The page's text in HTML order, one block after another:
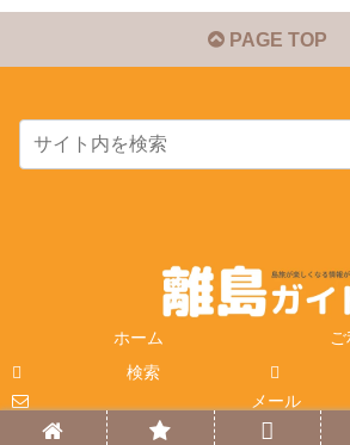
PAGE TOP
ホーム
検索
メール
© 2014-2026 離島ガイ